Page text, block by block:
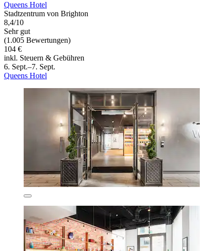
Queens Hotel
Stadtzentrum von Brighton
8,4/10
Sehr gut
(1.005 Bewertungen)
104 €
inkl. Steuern & Gebühren
6. Sept.–7. Sept.
Queens Hotel